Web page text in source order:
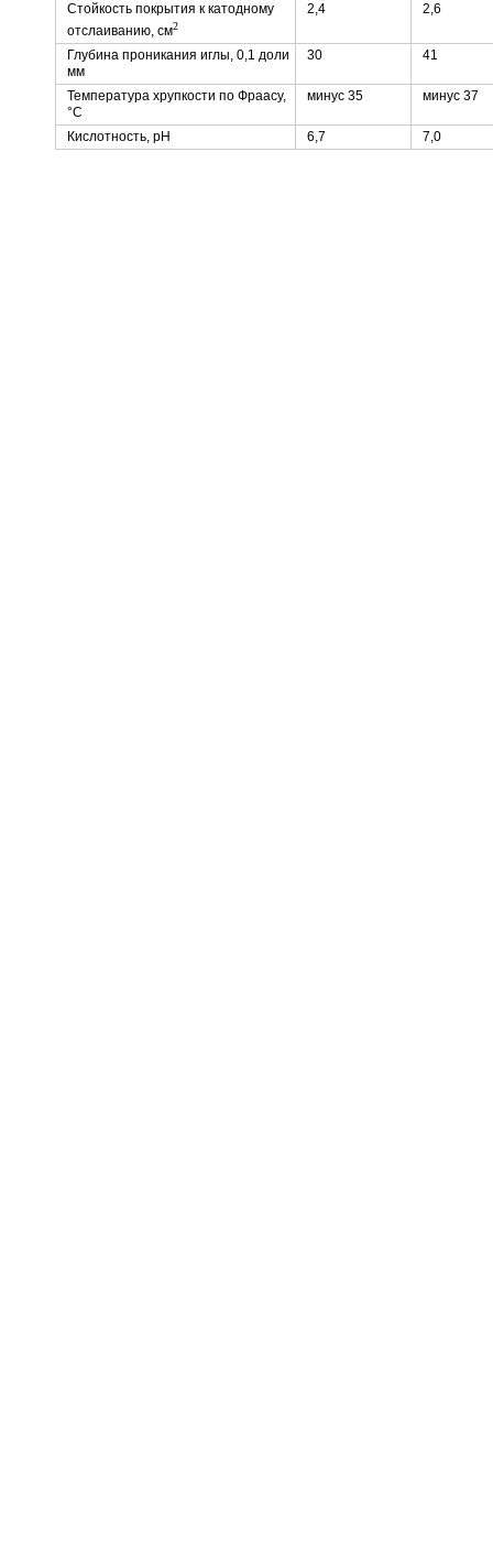
Стойкость покрытия к катодному
отслаиванию, см2
2,4 2,6
Глубина проникания иглы, 0,1 доли
мм
30 41
Температура хрупкости по Фраасу,
°C
минус 35 минус 37
Кислотность, pH 6,7 7,0